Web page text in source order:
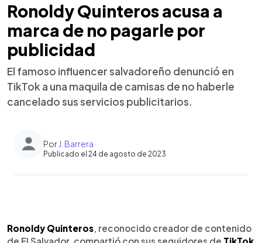
Ronoldy Quinteros acusa a
marca de no pagarle por
publicidad
El famoso influencer salvadoreño denunció en
TikTok a una maquila de camisas de no haberle
cancelado sus servicios publicitarios.
Por J. Barrera
Publicado el 24 de agosto de 2023
► Escuchar artículo
Ronoldy Quinteros, reconocido creador de contenido